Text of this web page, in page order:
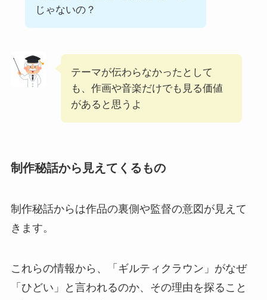
じゃないの？
テーマが伝わらなかったとして
も、作画や音楽だけでも見る価値
があると思うよ
制作秘話から見えてくるもの
制作秘話からは作品の裏側や監督の意図が見えて
きます。
これらの情報から、「ギルティクラウン」がなぜ
「ひどい」と言われるのか、その理由を探ること